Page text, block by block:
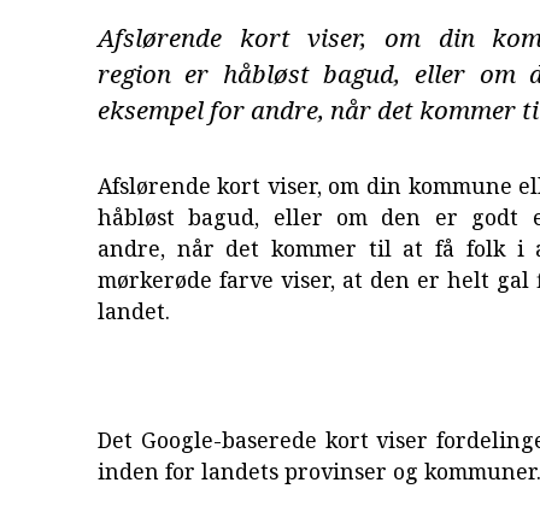
Afslørende kort viser, om din
region er håbløst bagud, eller om
eksempel for andre, når det kommer
Afslørende kort viser, om din kommune
håbløst bagud, eller om den er godt
andre, når det kommer til at få folk i
mørkerøde farve viser, at den er helt
landet.
Det Google-baserede kort viser
inden for landets provinser og kommuner.